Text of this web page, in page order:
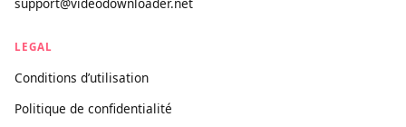
Téléchargeur de Vidéos
Version Pro